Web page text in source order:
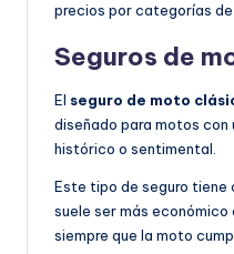
precios por categorías
Seguros de
El seguro de moto
diseñado para motos
histórico o sentimental.
Este tipo de seguro tiene
suele ser más económico
siempre que la moto